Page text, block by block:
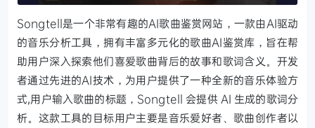
Songtell是一个非常有趣的AI歌曲鉴赏网站，一款由AI驱动
的音乐分析工具，拥有丰富多元化的歌曲AI鉴赏库，旨在帮
助用户深入探索他们喜爱歌曲背后的故事和歌词含义。开发
者通过先进的AI技术，为用户提供了一种全新的音乐体验方
式,用户输入歌曲的标题，Songtell 会提供 AI 生成的歌词分
析。这款工具的目标用户主要是音乐爱好者、歌曲创作者以